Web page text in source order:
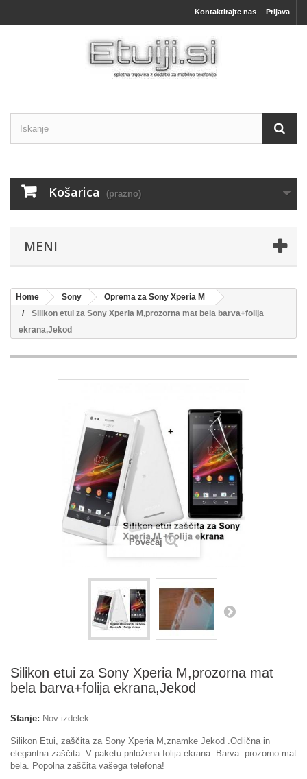
Prijava
Kontaktirajte nas
Košarica (prazno)
MENI
Home Sony
Oprema za Sony Xperia M
Silikon etui za Sony Xperia M,prozorna mat bela barva+folija
ekrana,Jekod
Povečaj
Silikon etui za Sony Xperia M,prozorna mat
bela barva+folija ekrana,Jekod
Stanje: Nov izdelek
Silikon Etui, zaščita za Sony Xperia M,znamke Jekod .Odlična in
elegantna zaščita. V paketu priložena folija ekrana. Barva: prozorno mat
bela. Popolna zaščita vašega telefona!